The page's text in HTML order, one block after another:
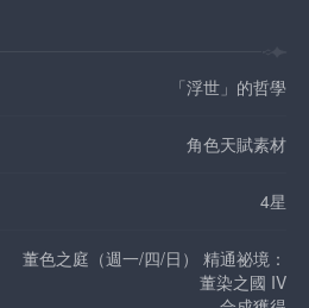
「浮世」的哲學
角色天賦素材
4星
董色之庭（週一/四/日） 精通祕境：
董染之國 IV